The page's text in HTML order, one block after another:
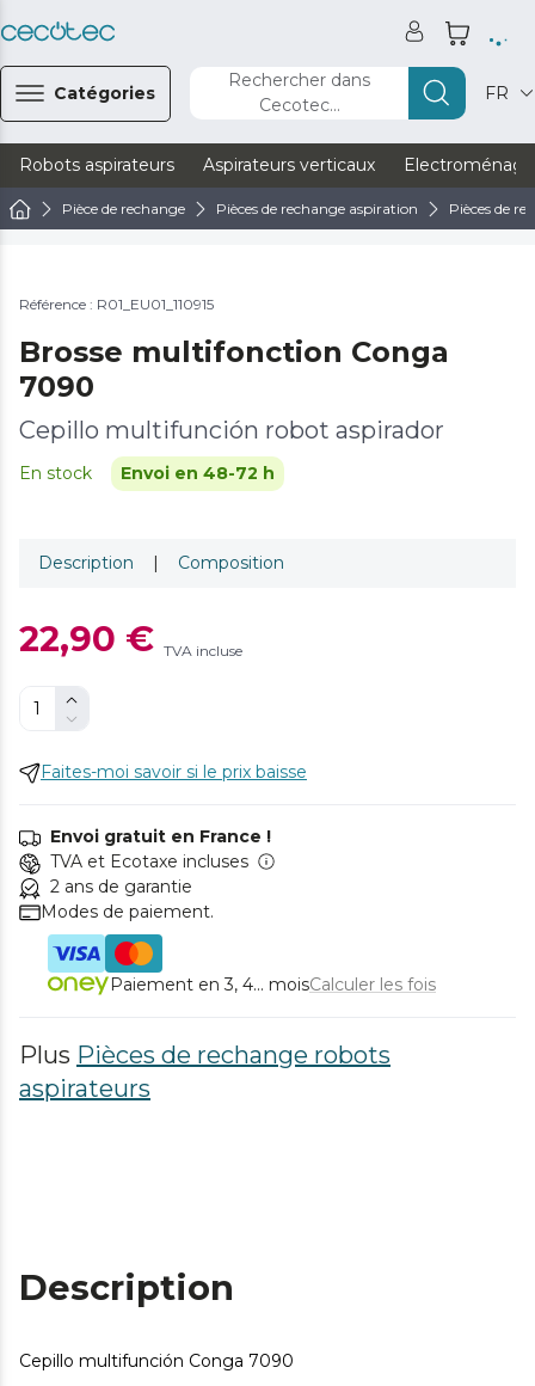
Catégories
Rechercher dans
Cecotec...
FR
Robots aspirateurs Aspirateurs verticaux
Pièce de rechange Pièces de rechange aspiration Pièces de
Référence : R01_EU01_110915
Brosse multifonction Conga
7090
Cepillo multifunción robot aspirador
En stock Envoi en 48-72 h
Description | Composition
22,90 € TVA incluse
Faites-moi savoir si le prix baisse
Envoi gratuit en France !
TVA et Ecotaxe incluses
2 ans de garantie
Modes de paiement.
Paiement en 3, 4... moisCalculer les fois
Plus Pièces de rechange robots
aspirateurs
Description
Cepillo multifunción Conga 7090